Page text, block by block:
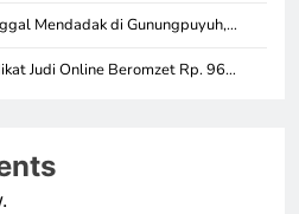
Mendadak di Gunungpuyuh,…
Judi Online Beromzet Rp. 96…